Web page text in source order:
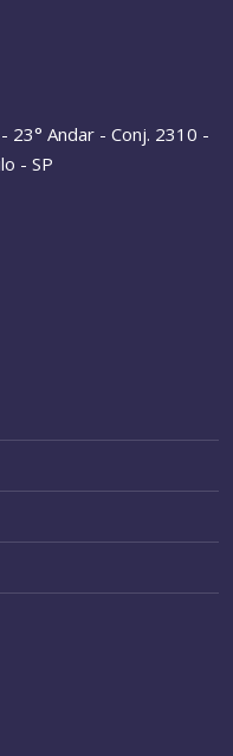
23° Andar - Conj. 2310 -
- SP